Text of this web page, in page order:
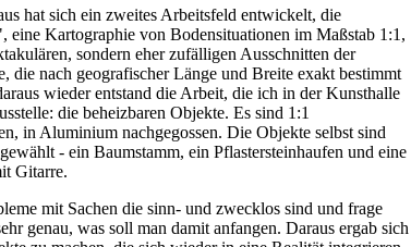
hat sich ein zweites Arbeitsfeld entwickelt, die
eine Kartographie von Bodensituationen im Maßstab 1:1,
sondern eher zufälligen Ausschnitten der
die nach geografischer Länge und Breite exakt bestimmt
wieder entstand die Arbeit, die ich in der Kunsthalle
die beheizbaren Objekte. Es sind 1:1
in Aluminium nachgegossen. Die Objekte selbst sind
- ein Baumstamm, ein Pflastersteinhaufen und eine
Gitarre.
mit Sachen die sinn- und zwecklos sind und frage
genau, was soll man damit anfangen. Daraus ergab sich